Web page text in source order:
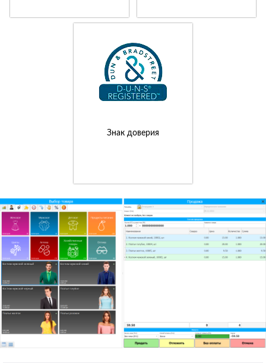
Знак доверия